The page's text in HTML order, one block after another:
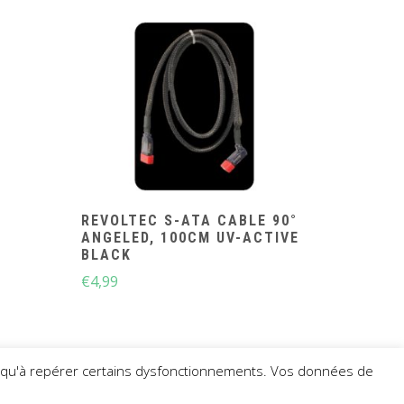
REVOLTEC S-ATA CABLE 90°
ANGELED, 100CM UV-ACTIVE
BLACK
€4,99
repérer certains dysfonctionnements. Vos données de